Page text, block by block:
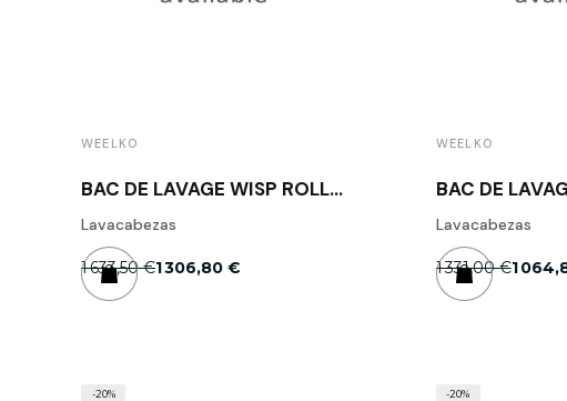
WEELKO
BAC DE LAVAGE WISP ROLL
Lavacabezas
1 633,50 €1 306,80 €
WEELKO
BAC DE
Lavacabezas
1 331,00 €1
-20% -20%